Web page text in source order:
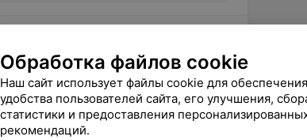
Рекомендую
появилась проблема с
судьбу я не стала, и, благодаря
вы...
Советская, 99Б
Обработка файлов cookie
Наш сайт использует файлы cookie для обеспечения
удобства пользователей сайта, его улучшения,
статистики и предоставления
рекомендаций.